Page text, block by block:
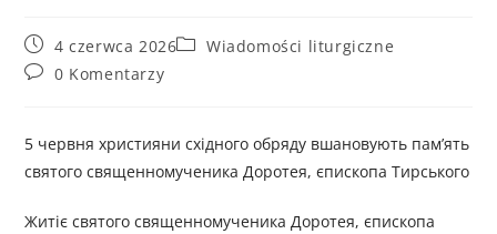
4 czerwca 2026
Wiadomości liturgiczne
0 Komentarzy
5 червня християни східного обряду вшановують пам’ять
святого священномученика Доротея, єпископа Тирського
Житіє святого священномученика Доротея, єпископа